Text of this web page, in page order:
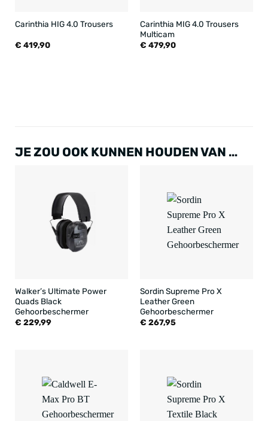
Carinthia HIG 4.0 Trousers
€ 419,90
Carinthia MIG 4.0 Trousers
Multicam
€ 479,90
JE ZOU OOK KUNNEN HOUDEN VAN …
Walker’s Ultimate Power
Quads Black
Gehoorbeschermer
€ 229,99
Sordin Supreme Pro X
Leather Green
Gehoorbeschermer
€ 267,95